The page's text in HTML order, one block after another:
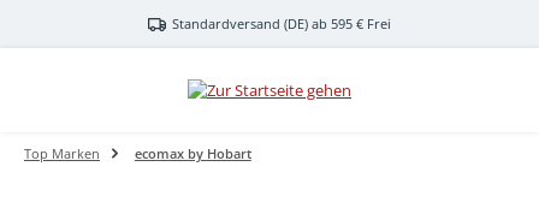
Zum Hauptinhalt springenStandardversand (DE) ab 595 € Frei
Top Marken ecomax by Hobart